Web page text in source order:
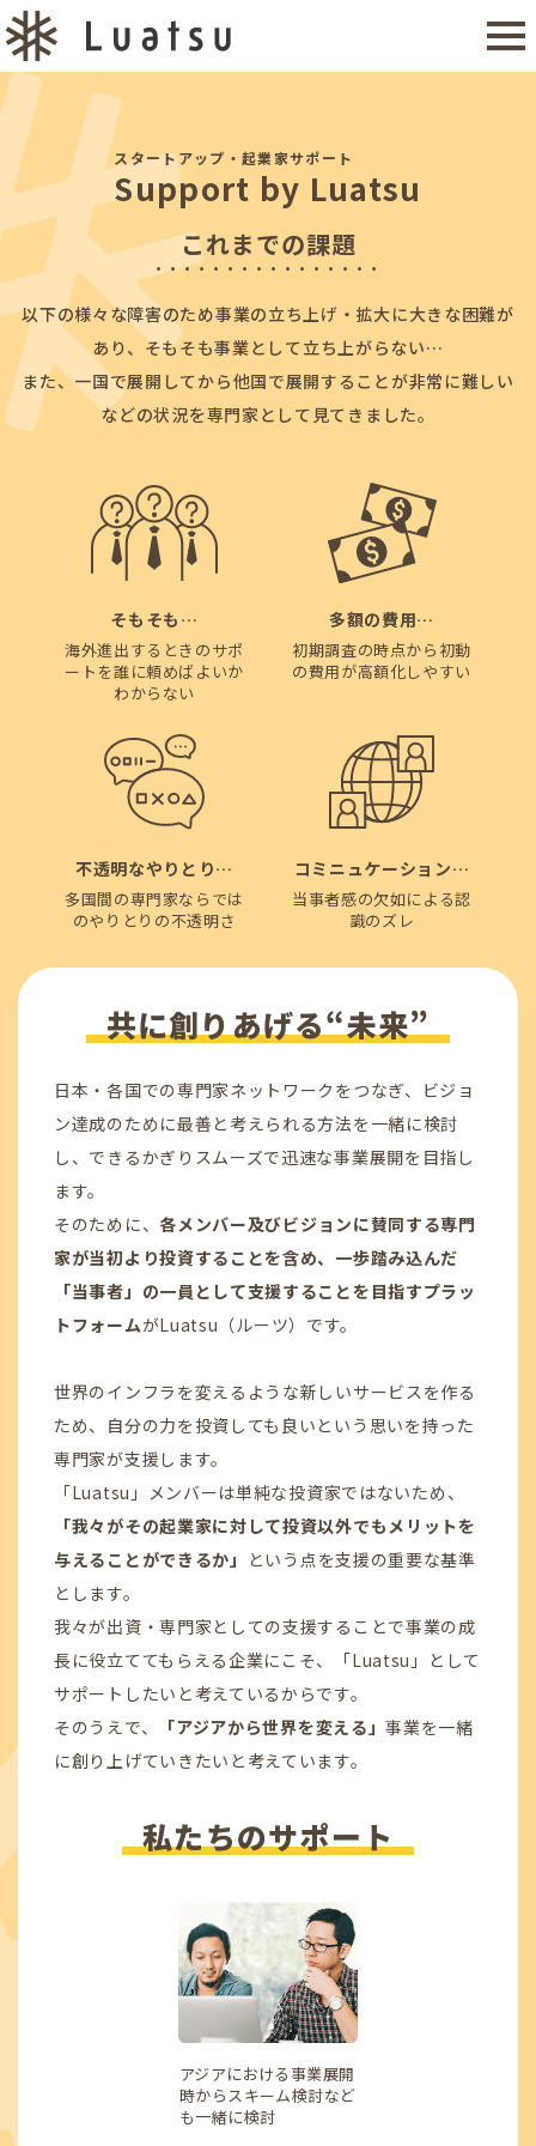
スタートアップ・起業家サポート
Support by Luatsu
これまでの課題
以下の様々な障害のため事業の立ち上げ・拡大に大きな困難が
あり、 そもそも事業として立ち上がらない…
また、一国で展開してから他国で展開することが非常に難しい
などの状況を専門家として見てきました。
そもそも…
海外進出するときのサポ
ートを誰に頼めばよいか
わからない
多額の費用…
初期調査の時点から初動
の費用が高額化しやすい
不透明なやりとり…
多国間の専門家ならでは
のやりとりの不透明さ
コミニュケーション…
当事者感の欠如による認
識のズレ
共に創りあげる“未来”
日本・各国での専門家ネットワークをつなぎ、ビジョ
ン達成のために最善と考えられる方法を一緒に検討
し、できるかぎりスムーズで迅速な事業展開を目指し
ます。
そのために、 各メンバー及びビジョンに賛同する専門
家が当初より投資することを含め、一歩踏み込んだ
「当事者」の一員として支援することを目指すプラッ
トフォームがLuatsu（ルーツ）です。
世界のインフラを変えるような新しいサービスを作る
ため、自分の力を投資しても良いという思いを持った
専門家が支援します。
「Luatsu」メンバーは単純な投資家ではないため、
「我々がその起業家に対して投資以外でもメリットを
与えることができるか」 という点を支援の重要な基準
とします。
我々が出資・専門家としての支援することで事業の成
長に役立ててもらえる企業にこそ、「Luatsu」として
サポートしたいと考えているからです。
そのうえで、
「アジアから世界を変える」事業を一緒
に創り上げていきたいと考えています。
私たちのサポート
アジアにおける事業展開
時からスキーム検討など
も一緒に検討